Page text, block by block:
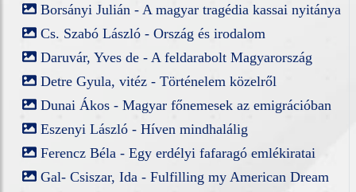
Borsányi Julián - A magyar tragédia kassai nyitánya
Cs. Szabó László - Ország és irodalom
Daruvár, Yves de - A feldarabolt Magyarország
Detre Gyula, vitéz - Történelem közelről
Dunai Ákos - Magyar főnemesek az emigrációban
Eszenyi László - Híven mindhalálig
Ferencz Béla - Egy erdélyi fafaragó emlékiratai
Gal- Csiszar, Ida - Fulfilling my American Dream